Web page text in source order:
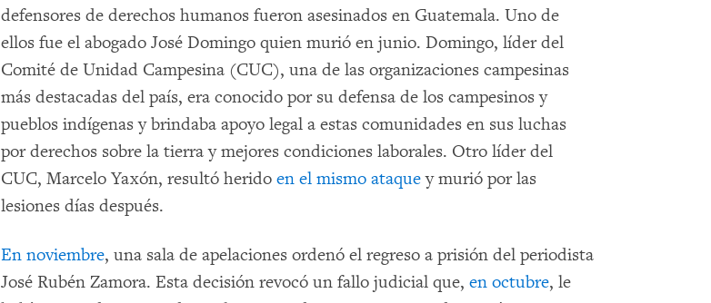
defensores de derechos humanos fueron asesinados en Guatemala. Uno de
ellos fue el abogado José Domingo quien murió en junio. Domingo, líder del
Comité de Unidad Campesina (CUC), una de las organizaciones campesinas
más destacadas del país, era conocido por su defensa de los campesinos y
pueblos indígenas y brindaba apoyo legal a estas comunidades en sus luchas
por derechos sobre la tierra y mejores condiciones laborales. Otro líder del
CUC, Marcelo Yaxón, resultó heridoen el mismo ataquey murió por las
lesiones días después.
En noviembre, una sala de apelaciones ordenó el regreso a prisión del periodista
José Rubén Zamora. Esta decisión revocó un fallo judicial que,en octubre, le